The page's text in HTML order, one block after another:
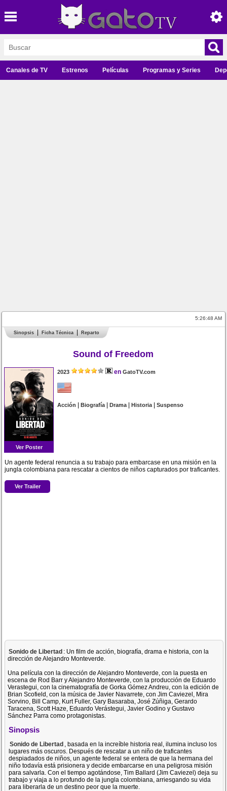
Canales de TV Estrenos Películas Programas y Series
5:26:48 AM
Sinopsis Ficha Técnica Reparto
Sound of Freedom
Ver Poster
2023 en GatoTV.com
Acción |Biografía|Drama|Historia|Suspenso
Un agente federal renuncia a su trabajo para embarcase en una misión en la
jungla colombiana para rescatar a cientos de niños capturados por traficantes.
Ver Trailer
Sonido de Libertad : Un film de acción, biografía, drama e historia, con la
dirección de Alejandro Monteverde.
Una película con la dirección de Alejandro Monteverde, con la puesta en
escena de Rod Barr y Alejandro Monteverde, con la producción de Eduardo
Verastegui, con la cinematografía de Gorka Gómez Andreu, con la edición de
Brian Scofield, con la música de Javier Navarrete, con Jim Caviezel, Mira
Sorvino, Bill Camp, Kurt Fuller, Gary Basaraba, José Zúñiga, Gerardo
Taracena, Scott Haze, Eduardo Verástegui, Javier Godino y Gustavo
Sánchez Parra como protagonistas.
Sinopsis
Sonido de Libertad , basada en la increíble historia real, ilumina incluso los
lugares más oscuros. Después de rescatar a un niño de traficantes
despiadados de niños, un agente federal se entera de que la hermana del
niño todavía está prisionera y decide embarcarse en una peligrosa misión
para salvarla. Con el tiempo agotándose, Tim Ballard (Jim Caviezel) deja su
trabajo y viaja a lo profundo de la jungla colombiana, arriesgando su vida
para liberarla de un destino peor que la muerte.